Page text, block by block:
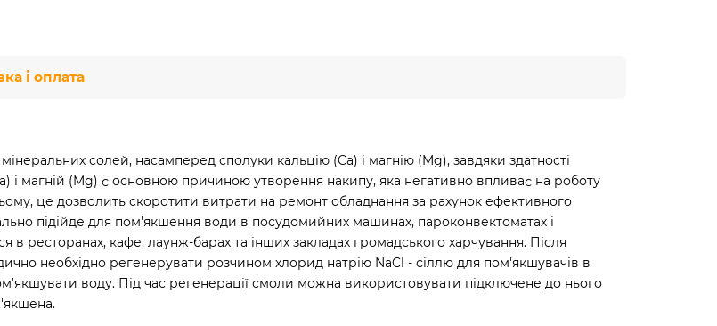
і оплата
солей, насамперед сполуки кальцію (Ca) і магнію (Mg), завдяки здатності
і магній (Mg) є основною причиною утворення накипу, яка негативно впливає на роботу
це дозволить скоротити витрати на ремонт обладнання за рахунок ефективного
підійде для пом'якшення води в посудомийних машинах, пароконвектоматах і
в ресторанах, кафе, лаунж-барах та інших закладах громадського харчування. Після
необхідно регенерувати розчином хлорид натрію NaCl - сіллю для пом'якшувачів в
воду. Під час регенерації смоли можна використовувати підключене до нього